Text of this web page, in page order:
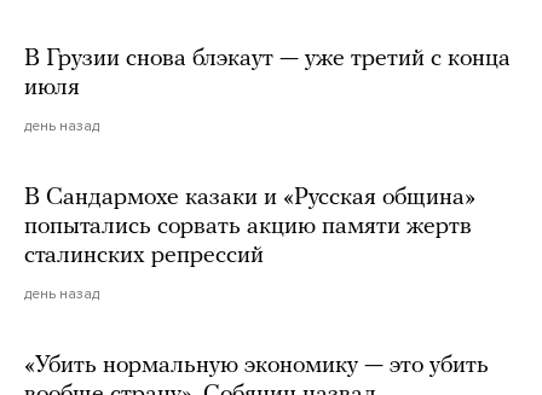
В Грузии снова блэкаут — уже третий с конца
июля
день назад
В Сандармохе казаки и «Русская община»
попытались сорвать акцию памяти жертв
сталинских репрессий
день назад
«Убить нормальную экономику — это убить